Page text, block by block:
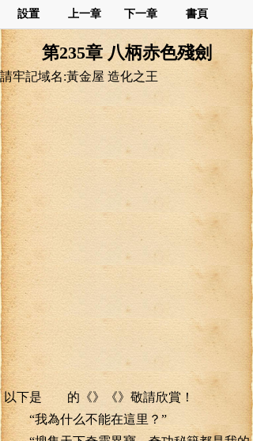
設置 上一章 下一章 書頁
第235章 八柄赤色殘劍
請牢記域名:黃金屋 造化之王
以下是 的《》《》敬請欣賞！
“我為什么不能在這里？”